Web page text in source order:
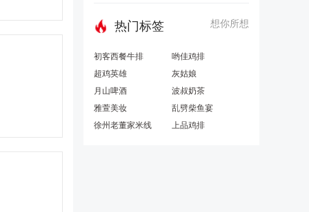
热门标签 想你所想
初客西餐牛排
哟佳鸡排
超鸡英雄
灰姑娘
月山啤酒
波叔奶茶
雅萱美妆
乱劈柴鱼宴
徐州老董家米线
上品鸡排